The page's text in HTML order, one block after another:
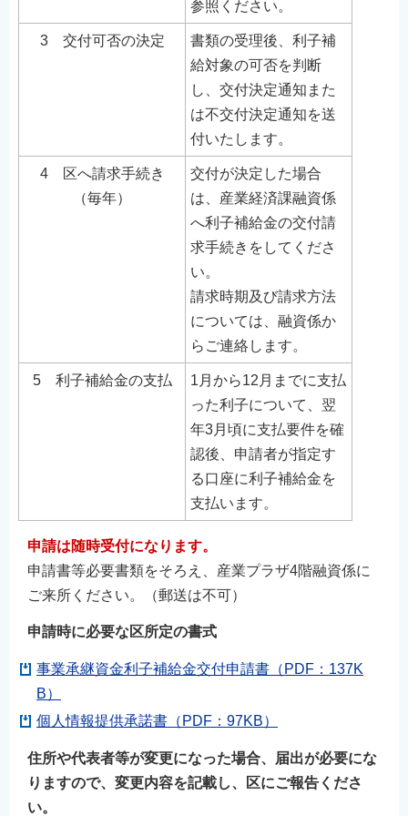
参照ください。
3 交付可否の決定
書類の受理後、利子補
給対象の可否を判断
し、交付決定通知また
は不交付決定通知を送
付いたします。
4 区へ請求手続き
（毎年）
交付が決定した場合
は、産業経済課融資係
へ利子補給金の交付請
求手続きをしてくださ
い。
請求時期及び請求方法
については、融資係か
らご連絡します。
5 利子補給金の支払
1月から12月までに支払
った利子について、翌
年3月頃に支払要件を確
認後、申請者が指定す
る口座に利子補給金を
支払います。
申請は随時受付になります。
申請書等必要書類をそろえ、産業プラザ4階融資係に
ご来所ください。（郵送は不可）
申請時に必要な区所定の書式
事業承継資金利子補給金交付申請書（PDF：137K
B）
個人情報提供承諾書（PDF：97KB）
住所や代表者等が変更になった場合、届出が必要にな
りますので、変更内容を記載し、区にご報告くださ
い。